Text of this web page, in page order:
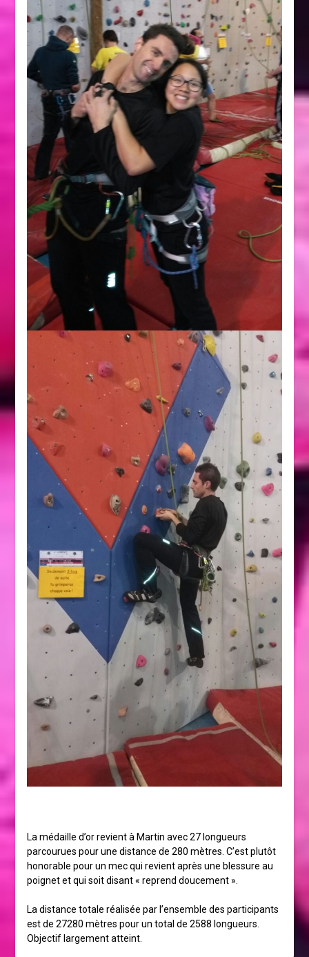
La médaille d’or revient à Martin avec 27 longueurs
parcourues pour une distance de 280 mètres. C’est plutôt
honorable pour un mec qui revient après une blessure au
poignet et qui soit disant « reprend doucement ».
La distance totale réalisée par l’ensemble des participants
est de 27280 mètres pour un total de 2588 longueurs.
Objectif largement atteint.